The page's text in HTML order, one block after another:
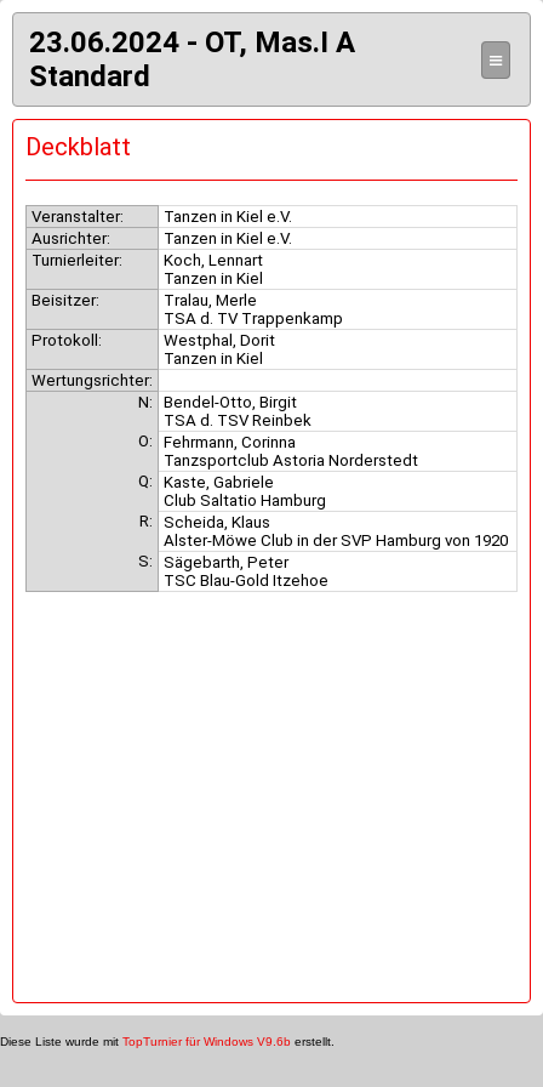
23.06.2024 - OT, Mas.I A
Standard
≡
Deckblatt
Veranstalter:
Tanzen in Kiel e.V.
Ausrichter:
Tanzen in Kiel e.V.
Turnierleiter:
Koch, Lennart
Tanzen in Kiel
Beisitzer:
Tralau, Merle
TSA d. TV Trappenkamp
Protokoll:
Westphal, Dorit
Tanzen in Kiel
Wertungsrichter:
N:
Bendel-Otto, Birgit
TSA d. TSV Reinbek
O:
Fehrmann, Corinna
Tanzsportclub Astoria Norderstedt
Q:
Kaste, Gabriele
Club Saltatio Hamburg
R:
Scheida, Klaus
Alster-Möwe Club in der SVP Hamburg von 1920
S:
Sägebarth, Peter
TSC Blau-Gold Itzehoe
Diese Liste wurde mit TopTurnier für Windows V9.6b erstellt.